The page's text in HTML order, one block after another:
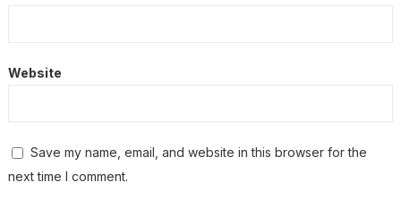
Website
Save my name, email, and website in this browser for the
next time I comment.